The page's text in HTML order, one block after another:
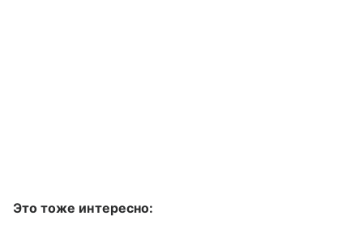
Это тоже интересно: